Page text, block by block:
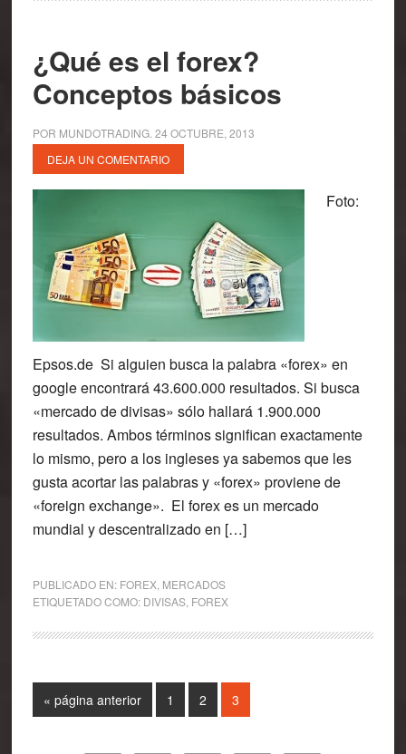
¿Qué es el forex?
Conceptos básicos
POR MUNDOTRADING. 24 OCTUBRE, 2013
DEJA UN COMENTARIO
Foto:
Epsos.de Si alguien busca la palabra «forex» en
google encontrará 43.600.000 resultados. Si busca
«mercado de divisas» sólo hallará 1.900.000
resultados. Ambos términos significan exactamente
lo mismo, pero a los ingleses ya sabemos que les
gusta acortar las palabras y «forex» proviene de
«foreign exchange». El forex es un mercado
mundial y descentralizado en […]
PUBLICADO EN: FOREX, MERCADOS
ETIQUETADO COMO: DIVISAS, FOREX
« Ir
a
página anterior Página
1 Página
2 Página
3